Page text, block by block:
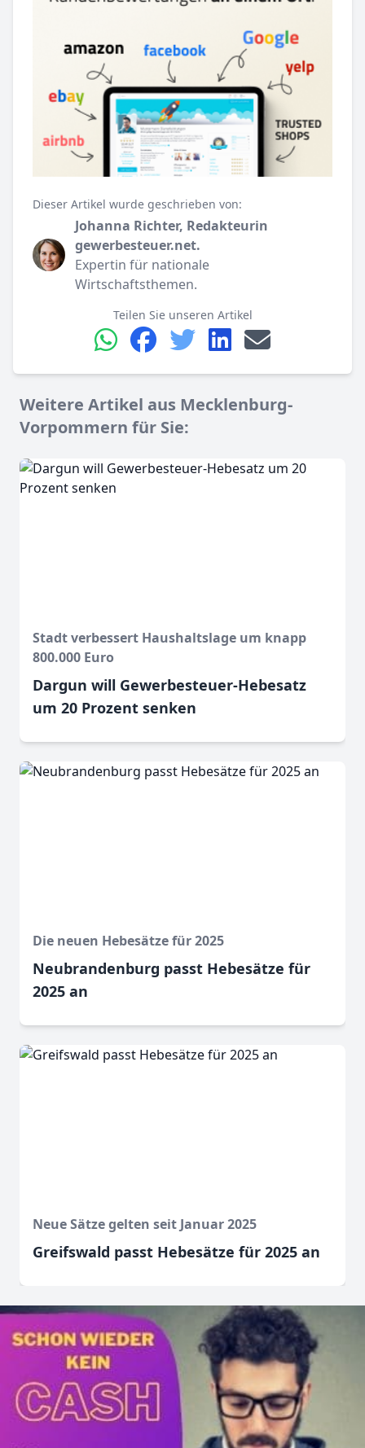
Dieser Artikel wurde geschrieben von:
Johanna Richter, Redakteurin
gewerbesteuer.net.
Expertin für nationale
Wirtschaftsthemen.
Teilen Sie unseren Artikel
Weitere Artikel aus Mecklenburg-
Vorpommern für Sie:
Stadt verbessert Haushaltslage um knapp
800.000 Euro
Dargun will Gewerbesteuer-Hebesatz
um 20 Prozent senken
Die neuen Hebesätze für 2025
Neubrandenburg passt Hebesätze für
2025 an
Neue Sätze gelten seit Januar 2025
Greifswald passt Hebesätze für 2025 an